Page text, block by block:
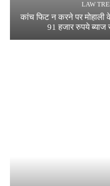
LAW
कांच फिट न करने पर मोहाली
91 हजार रुपये